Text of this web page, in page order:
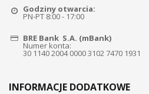
Godziny otwarcia:
PN-PT 8:00 - 17:00
BRE Bank S.A. (mBank)
Numer konta:
30 1140 2004 0000 3102 7470 1931
INFORMACJE DODATKOWE